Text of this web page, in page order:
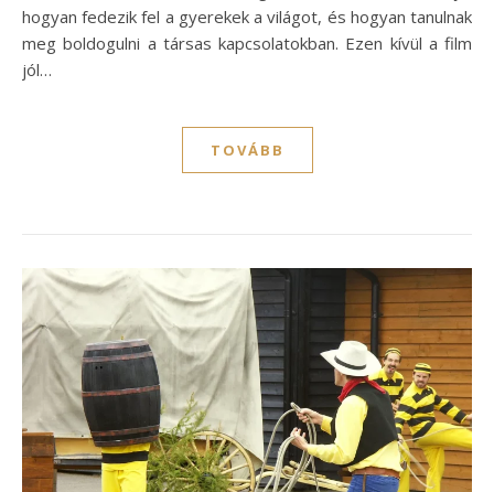
hogyan fedezik fel a gyerekek a világot, és hogyan tanulnak
meg boldogulni a társas kapcsolatokban. Ezen kívül a film
jól…
TOVÁBB